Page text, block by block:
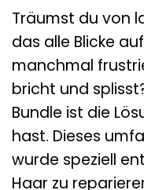
Träumst du von
das alle Blicke
manchmal
bricht und
Bundle ist die
hast. Dieses
wurde speziell
Haar zu